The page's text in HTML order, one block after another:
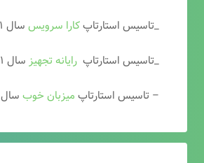
_تاسیس استارتاپکارا سرویس سال ۱۴۰۱
_تاسیس استارتاپ رایانه تجهیز سال ۱۴۰۱
– تاسیس استارتاپ میزبان خوب سال ۱۴۰۲